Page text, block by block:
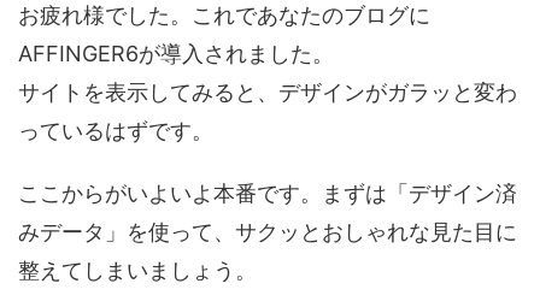
お疲れ様でした。これであなたのブログに
AFFINGER6が導入されました。
サイトを表示してみると、デザインがガラッと変わ
っているはずです。
ここからがいよいよ本番です。まずは「デザイン済
みデータ」を使って、サクッとおしゃれな見た目に
整えてしまいましょう。